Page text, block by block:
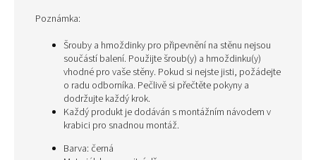
Poznámka:
Šrouby a hmoždinky pro připevnění na stěnu nejsou
součástí balení. Použijte šroub(y) a hmoždinku(y)
vhodné pro vaše stěny. Pokud si nejste jisti, požádejte
o radu odborníka. Pečlivě si přečtěte pokyny a
dodržujte každý krok.
Každý produkt je dodáván s montážním návodem v
krabici pro snadnou montáž.
Barva: černá